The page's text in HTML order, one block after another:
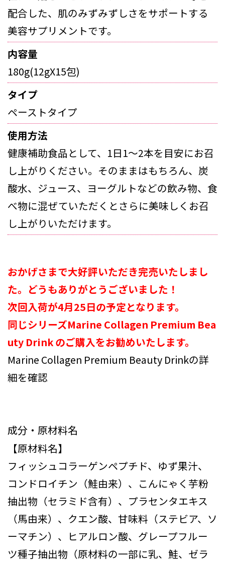
配合した、肌のみずみずしさをサポートする
美容サプリメントです。
内容量
180g(12gX15包)
タイプ
ペーストタイプ
使用方法
健康補助食品として、1日1～2本を目安にお召
し上がりください。そのままはもちろん、炭
酸水、ジュース、ヨーグルトなどの飲み物、食
べ物に混ぜていただくとさらに美味しくお召
し上がりいただけます。
おかげさまで大好評いただき完売いたしまし
た。どうもありがとうございました！
次回入荷が4月25日の予定となります。
同じシリーズMarine Collagen Premium Bea
uty Drink のご購入をお勧めいたします。
Marine Collagen Premium Beauty Drinkの詳
細を確認
成分・原材料名
【原材料名】
フィッシュコラーゲンペプチド、ゆず果汁、
コンドロイチン（鮭由来）、こんにゃく芋粉
抽出物（セラミド含有）、プラセンタエキス
（馬由来）、クエン酸、甘味料（ステビア、ソ
ーマチン）、ヒアルロン酸、グレープフルー
ツ種子抽出物（原材料の一部に乳、鮭、ゼラ